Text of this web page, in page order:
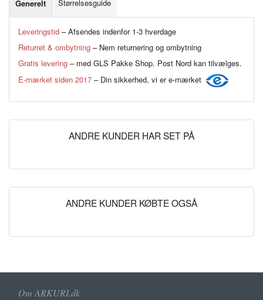
Generelt Størrelsesguide
Leveringstid – Afsendes indenfor 1-3 hverdage
Returret & ombytning – Nem returnering og ombytning
Gratis levering – med GLS Pakke Shop. Post Nord kan tilvælges.
E-mærket siden 2017 – Din sikkerhed, vi er e-mærket
ANDRE KUNDER HAR SET PÅ
ANDRE KUNDER KØBTE OGSÅ
Om ARKURI.dk